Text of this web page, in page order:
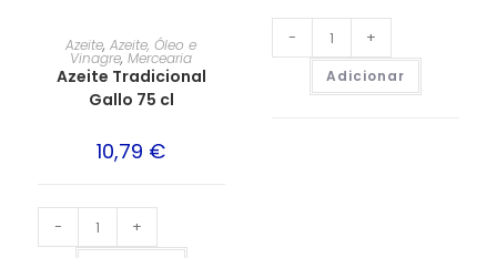
Azeite,Azeite, Óleo e
Vinagre,Mercearia
Azeite Tradicional
Gallo 75 cl
10,79 €
- +
- +
Adicionar